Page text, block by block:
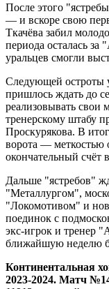
После этого
— и вскоре свою
Ткачёва забил
периода осталась
уральцев смогли
Следующей остроты
пришлось ждать до
реализовывать
тренерскому штабу
Проскурякова. В
ворота — меткостью
окончательный счёт
Дальше "ястребов"
"Металлургом",
"Локомотивом" и
поединок с
экс-игрок и тренер
ближайшую неделю
Континентальная
2023-2024. Матч